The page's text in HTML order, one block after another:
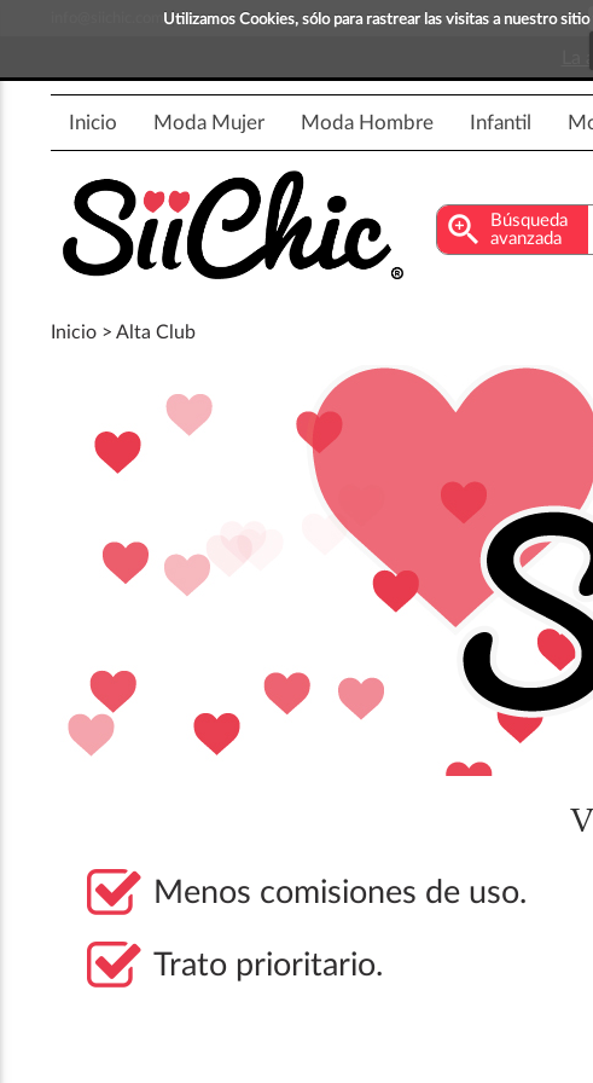
Utilizamos Cookies, sólo para rastrear las visitas a nuestro
¡Compra y vende moda!
Inicio Moda Mujer Moda Hombre Infantil
zoom_in
Búsqueda
avanzada
Inicio > Alta Club
Menos comisiones de uso.
Trato prioritario.